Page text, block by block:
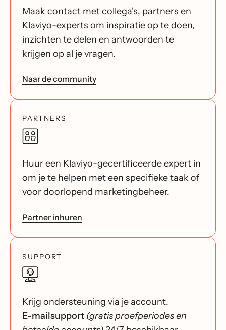
Maak contact met collega's, partners en
Klaviyo-experts om inspiratie op te doen,
inzichten te delen en antwoorden te
krijgen op al je vragen.
Naar de community
PARTNERS
Huur een Klaviyo-gecertificeerde expert in
om je te helpen met een specifieke taak of
voor doorlopend marketingbeheer.
Partner inhuren
SUPPORT
Krijg ondersteuning via je account.
E-mailsupport (gratis proefperiodes en